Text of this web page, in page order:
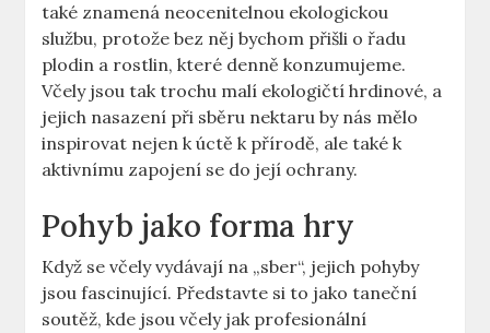
také znamená neocenitelnou ekologickou
službu, protože bez něj bychom přišli o řadu
plodin a rostlin, které denně konzumujeme.
Včely jsou tak trochu malí ekologičtí hrdinové, a
jejich nasazení při sběru nektaru by nás mělo
inspirovat nejen k úctě k přírodě, ale také k
aktivnímu zapojení se do její ochrany.
Pohyb jako forma hry
Když se včely vydávají na „sber“, jejich pohyby
jsou fascinující. Představte si to jako taneční
soutěž, kde jsou včely jak profesionální